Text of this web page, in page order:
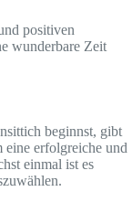
positiven
wunderbare Zeit
beginnst, gibt
eine erfolgreiche und
einmal ist es